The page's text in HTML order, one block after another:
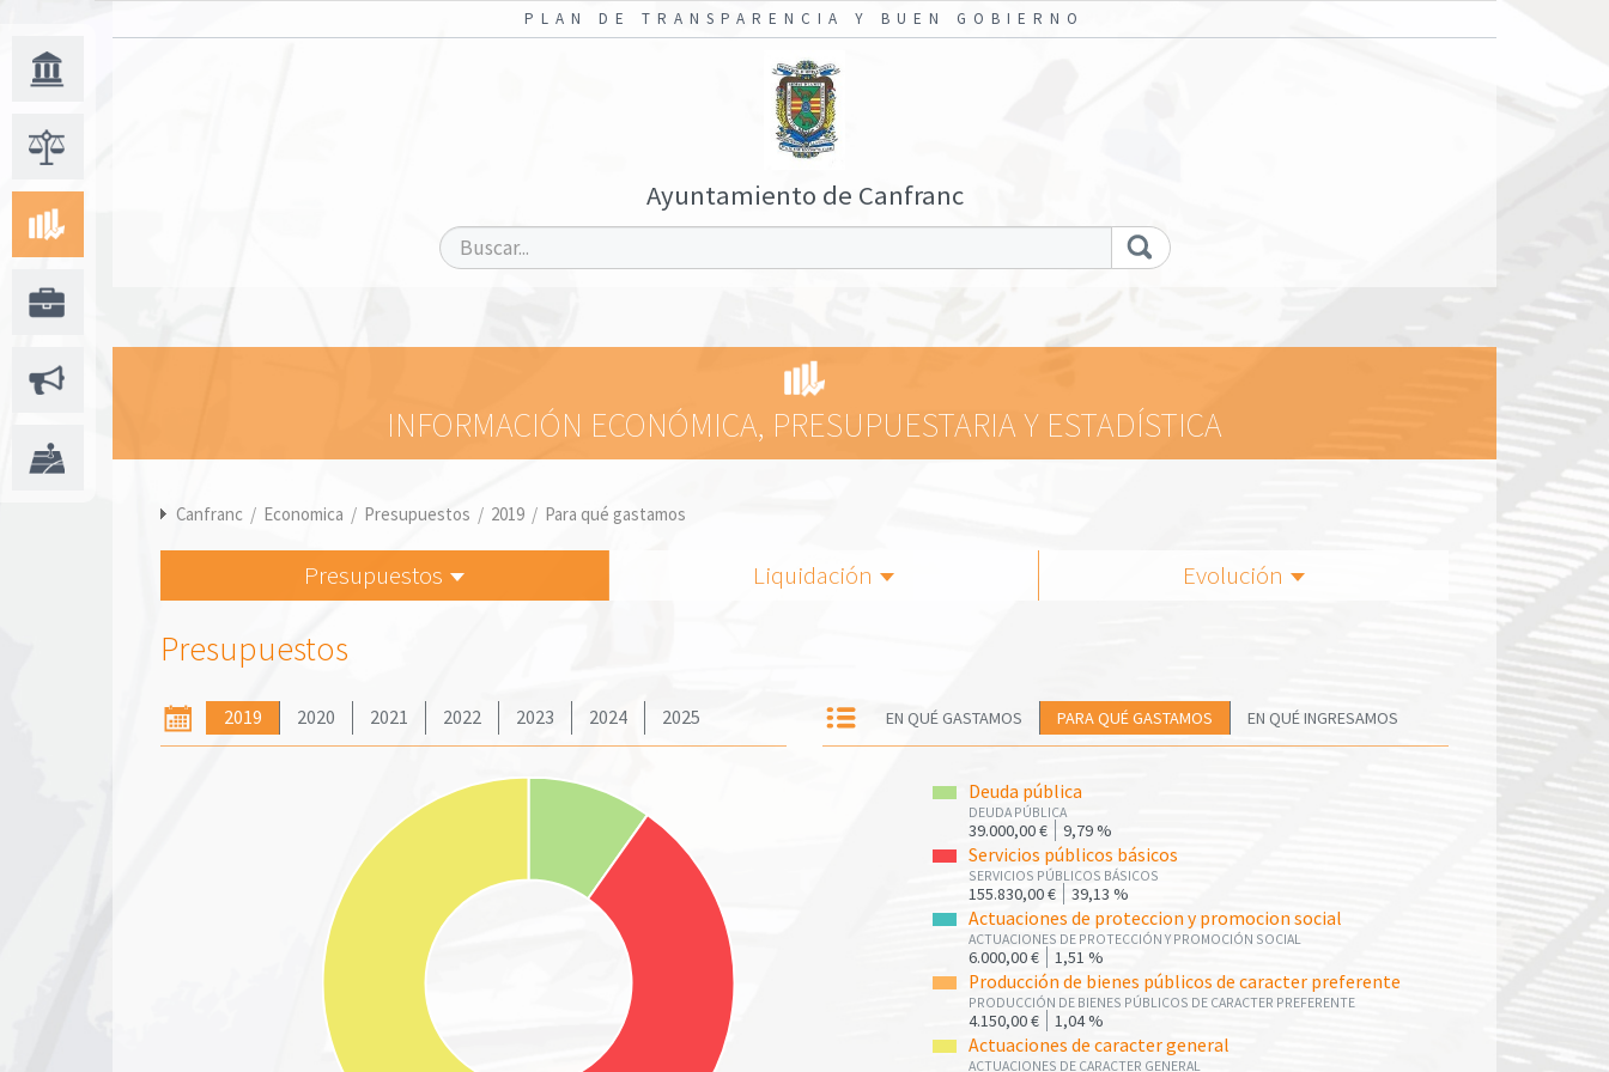
PLAN DE TRANSPARENCIA Y BUEN GOBIERNO
Ayuntamiento de Canfranc
INFORMACIÓN ECONÓMICA, PRESUPUESTARIA Y ESTADÍSTICA
Canfranc / Economica / Presupuestos / 2019 / Para qué gastamos
Presupuestos Liquidación Evolución
Presupuestos
2019 2020 2021 2022 2023 2024 2025 EN QUÉ GASTAMOS PARA QUÉ GASTAMOS EN QUÉ INGRESAMOS
Deuda pública
DEUDA PÚBLICA
39.000,00 € 9,79 %
Servicios públicos básicos
SERVICIOS PÚBLICOS BÁSICOS
155.830,00 € 39,13 %
Actuaciones de proteccion y promocion social
ACTUACIONES DE PROTECCIÓN Y PROMOCIÓN SOCIAL
6.000,00 € 1,51 %
Producción de bienes públicos de caracter preferente
PRODUCCIÓN DE BIENES PÚBLICOS DE CARACTER PREFERENTE
4.150,00 € 1,04 %
Actuaciones de caracter general
ACTUACIONES DE CARACTER GENERAL